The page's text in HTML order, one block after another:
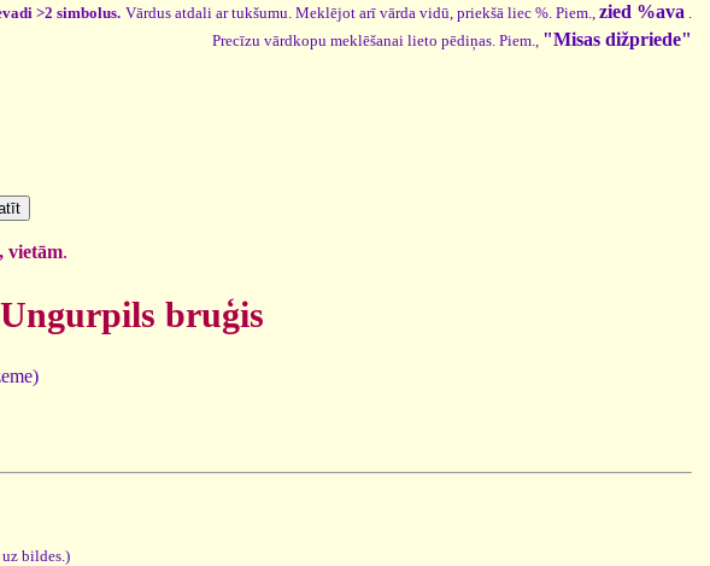
>2 simbolus. Vārdus atdali ar tukšumu. Meklējot arī vārda vidū, priekšā liec %. Piem., zied %ava .
Precīzu vārdkopu meklēšanai lieto pēdiņas. Piem., "Misas dižpriede"
vietām.
bruģis
bildes.)